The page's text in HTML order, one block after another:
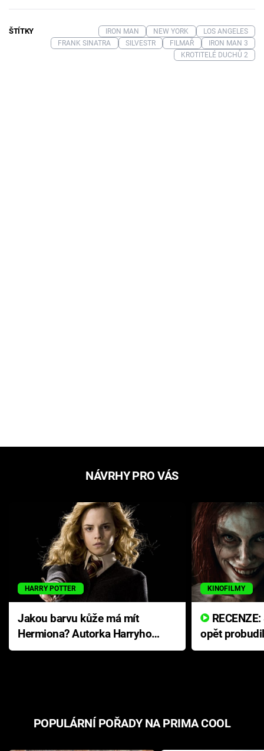
ŠTÍTKY IRON MAN NEW YORK
LOS ANGELES
FRANK SINATRA
SILVESTR FILMAŘ
IRON MAN 3
KROTITELÉ DUCHŮ 2
NÁVRHY PRO VÁS
HARRY POTTER
Jakou barvu kůže má mít
Hermiona? Autorka Harryho
Pottera přišla s ráznou
KINOFILMY
opět
přichází s
POPULÁRNÍ POŘADY NA PRIMA COOL